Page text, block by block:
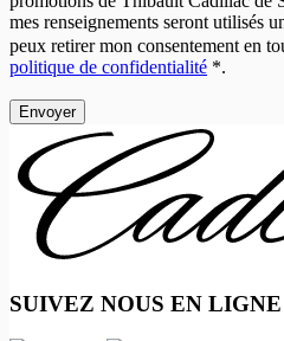
mes renseignements seront utilisés
peux retirer mon consentement en
politique de confidentialité *.
SUIVEZ NOUS EN LIGNE